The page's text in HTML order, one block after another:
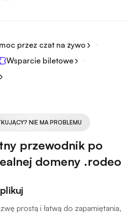
przez czat na żywo
Wsparcie biletowe
NIE MA PROBLEMU
przewodnik po
domeny .rodeo
prostą i łatwą do zapamiętania,